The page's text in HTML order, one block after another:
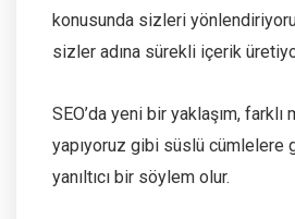
konusunda sizleri
sizler adına sürekli içerik
SEO’da yeni bir yaklaşım, farklı
yapıyoruz gibi süslü cümlelere
yanıltıcı bir söylem olur.